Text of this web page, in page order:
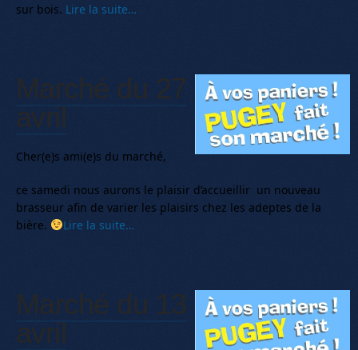
sur bois. Lire la suite…
Marché du 27
avril
Cher(e)s ami(e)s du marché,
ce samedi nous aurons le plaisir d’accueillir un nouveau
brasseur afin de varier les plaisirs chez les adeptes de la
bière.
Lire la suite…
Marché du 13
avril